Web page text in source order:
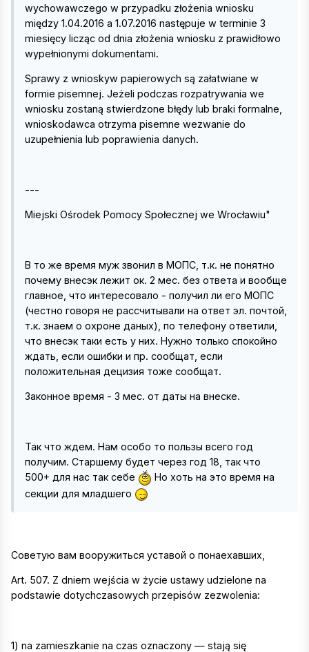
wychowawczego w przypadku złożenia wniosku
między 1.04.2016 a 1.07.2016 następuje w terminie 3
miesięcy licząc od dnia złożenia wniosku z prawidłowo
wypełnionymi dokumentami.
Sprawy z wnioskуw papierowych są załatwiane w
formie pisemnej. Jeżeli podczas rozpatrywania we
wniosku zostaną stwierdzone błędy lub braki formalne,
wnioskodawca otrzyma pisemne wezwanie do
uzupełnienia lub poprawienia danych.
---
Miejski Ośrodek Pomocy Społecznej we Wrocławiu"
В то же время муж звонил в МОПС, т.к. не понятно
почему внесэк лежит ок. 2 мес. без ответа и вообще
главное, что интересовало - получил ли его МОПС
(честно говоря не рассчитывали на ответ эл. почтой,
т.к. знаем о охроне даных), по телефону ответили,
что внесэк таки есть у них. Нужно только спокойно
ждать, если ошибки и пр. сообщат, если
положительная децизия тоже сообщат.
Законное время - 3 мес. от даты на внеске.
Так что ждем. Нам особо то пользы всего год
получим. Старшему будет через год 18, так что
500+ для нас так себе
Но хоть на это время на
секции для младшего
Советую вам вооружиться уставой о понаехавших,
Art. 507. Z dniem wejścia w życie ustawy udzielone na
podstawie dotychczasowych przepisów zezwolenia:
1) na zamieszkanie na czas oznaczony — stają się